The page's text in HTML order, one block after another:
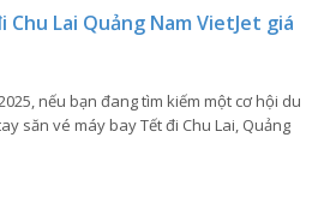
Chu Lai Quảng Nam VietJet giá
nếu bạn đang tìm kiếm một cơ hội du
săn vé máy bay Tết đi Chu Lai, Quảng